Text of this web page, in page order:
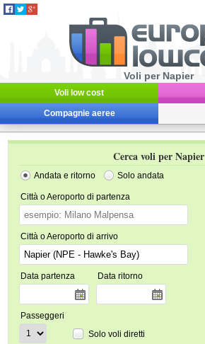
Voli per Napier
Voli low cost
Compagnie aeree
Cerca voli per Napier
Andata e ritorno Solo andata
Città o Aeroporto di partenza
Città o Aeroporto di arrivo
Data partenza Data ritorno
Passeggeri
Solo voli diretti